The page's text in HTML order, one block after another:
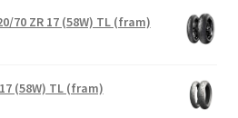
70 ZR 17 (58W) TL (fram)
(58W) TL (fram)